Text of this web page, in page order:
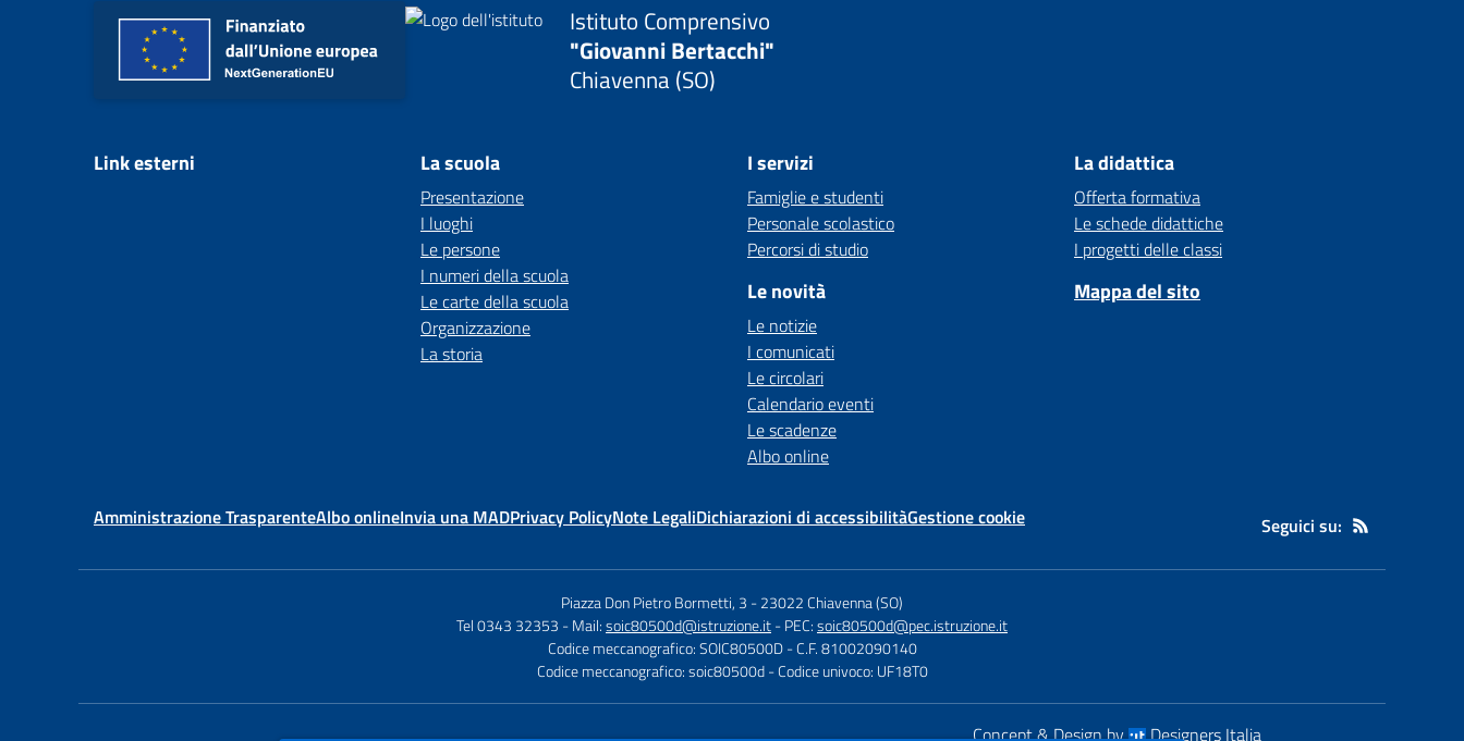
Istituto Comprensivo
"Giovanni Bertacchi"
Chiavenna (SO)
Link esterni La scuola
Presentazione
I luoghi
Le persone
I numeri della scuola
Le carte della scuola
Organizzazione
La storia
I servizi
Famiglie e studenti
Personale scolastico
Percorsi di studio
Le novità
Le notizie
I comunicati
Le circolari
Calendario eventi
Le scadenze
Albo online
La didattica
Offerta formativa
Le schede didattiche
I progetti delle classi
Mappa del sito
Amministrazione TrasparenteAlbo onlineInvia una MADPrivacy PolicyNote LegaliDichiarazioni di accessibilitàGestione cookie Seguici su:
Piazza Don Pietro Bormetti, 3 -23022 Chiavenna (SO)
Tel 0343 32353 - Mail:soic80500d@istruzione.it- PEC:soic80500d@pec.istruzione.it
Codice meccanografico: SOIC80500D - C.F. 81002090140
Codice meccanografico: soic80500d - Codice univoco: UF18T0
Concept & Design by Designers Italia